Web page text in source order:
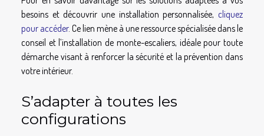
besoins et découvrir une installation personnalisée, cliquez
pour accéder. Ce lien mène à une ressource spécialisée dans le
conseil et l’installation de monte-escaliers, idéale pour toute
démarche visant à renforcer la sécurité et la prévention dans
votre intérieur.
S’adapter à toutes les
configurations